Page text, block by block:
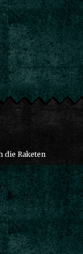
die Raketen